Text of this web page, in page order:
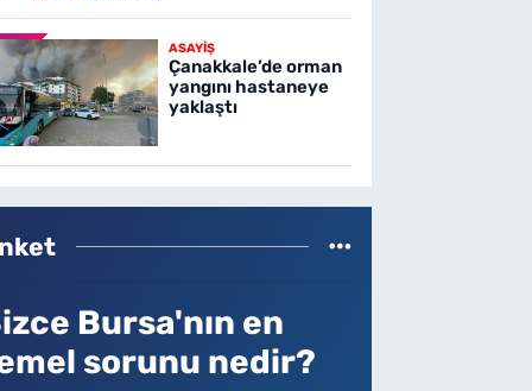
ASAYİŞ
Çanakkale’de orman
yangını hastaneye
yaklaştı
Bursa'nın en
sorunu nedir?